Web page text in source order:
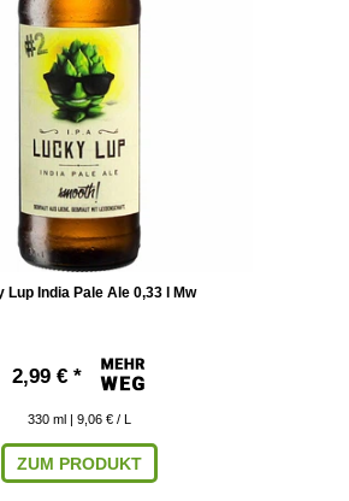
Lup India Pale Ale 0,33 l Mw
2,99 € *
330 ml | 9,06 € / L
ZUM PRODUKT